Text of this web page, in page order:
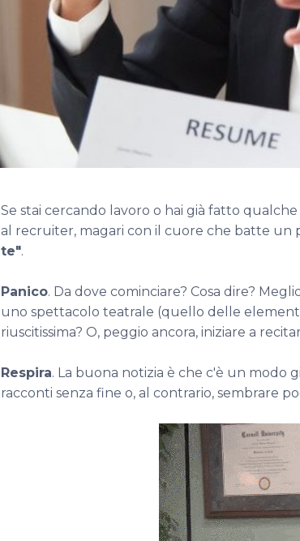
Se stai cercando lavoro o hai già fatto
al recruiter, magari con il cuore che batte un
te".
Panico. Da dove cominciare? Cosa dire?
uno spettacolo teatrale (quello delle
riuscitissima? O, peggio ancora, iniziare a
Respira. La buona notizia è che c'è un modo
racconti senza fine o, al contrario, sembrare